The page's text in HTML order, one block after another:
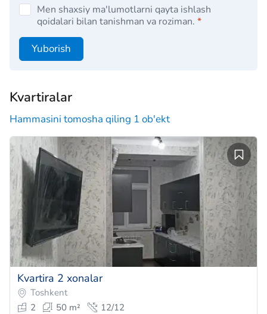
Men shaxsiy ma'lumotlarni qayta ishlash
qoidalari bilan tanishman va roziman. *
Yuborish
Kvartiralar
Hammasini tomosha qiling 1 ob'ekt
Kvartira 2 xonalar
Toshkent
2
50 m²
12/12